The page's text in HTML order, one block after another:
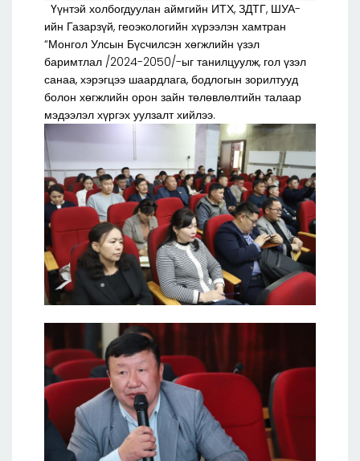
Үүнтэй холбогдуулан аймгийн ИТХ, ЗДТГ, ШУА-
ийн Газарзүй, геоэкологийн хүрээлэн хамтран
“Монгол Улсын Бүсчилсэн хөгжлийн үзэл
баримтлал /2024-2050/-ыг танилцуулж, гол үзэл
санаа, хэрэгцээ шаардлага, бодлогын зорилтууд
болон хөгжлийн орон зайн төлөвлөлтийн талаар
мэдээлэл хүргэх уулзалт хийлээ.